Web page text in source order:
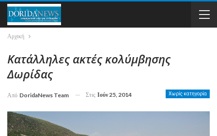
Αρχική
Κατάλληλες ακτές κολύμβησης
Δωρίδας
Χωρίς κατηγορία
Από DoridaNews Team Στις Ιούν 25, 2014